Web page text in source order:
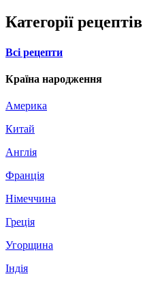
Категорії рецептів
Всі рецепти
Країна народження
Америка
Китай
Англія
Франція
Німеччина
Греція
Угорщина
Індія